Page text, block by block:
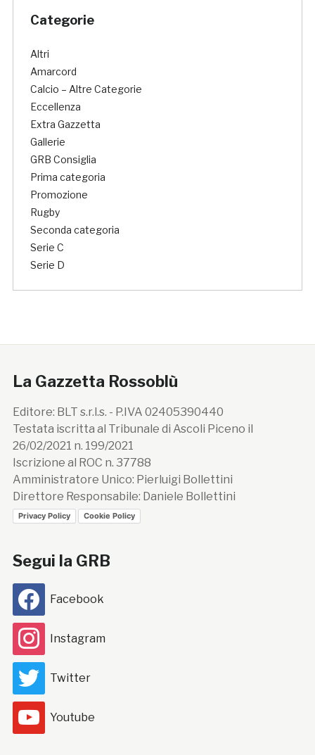
Categorie
Altri
Amarcord
Calcio – Altre Categorie
Eccellenza
Extra Gazzetta
Gallerie
GRB Consiglia
Prima categoria
Promozione
Rugby
Seconda categoria
Serie C
Serie D
La Gazzetta Rossoblù
Editore: BLT s.r.l.s. - P.IVA 02405390440
Testata iscritta al Tribunale di Ascoli Piceno il
26/02/2021 n. 199/2021
Iscrizione al ROC n. 37788
Amministratore Unico: Pierluigi Bollettini
Direttore Responsabile: Daniele Bollettini
Privacy Policy Cookie Policy
Segui la GRB
Facebook
Instagram
Twitter
Youtube